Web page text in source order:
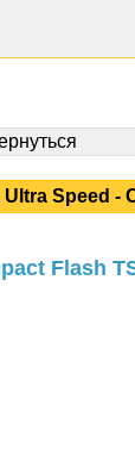
Speed -
Flash